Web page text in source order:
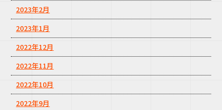
2023年2月
2023年1月
2022年12月
2022年11月
2022年10月
2022年9月